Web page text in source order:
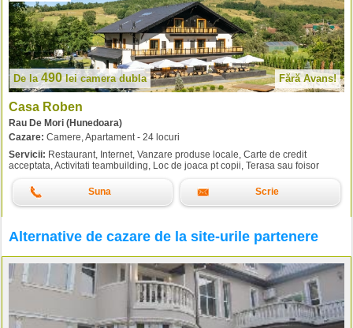
De la490lei camera dubla Fără Avans!
Casa Roben
Rau De Mori (Hunedoara)
Cazare: Camere, Apartament - 24 locuri
Servicii: Restaurant, Internet, Vanzare produse locale, Carte de credit
acceptata, Activitati teambuilding, Loc de joaca pt copii, Terasa sau foisor
Suna Scrie
Alternative de cazare de la site-urile partenere